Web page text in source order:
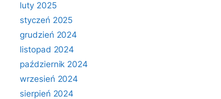
luty 2025
styczeń 2025
grudzień 2024
listopad 2024
październik 2024
wrzesień 2024
sierpień 2024